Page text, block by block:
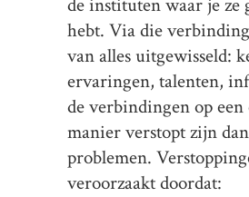
de instituten waar je ze
hebt. Via die
van alles uitgewisseld:
ervaringen, talenten,
de verbindingen op een
manier verstopt zijn
problemen.
veroorzaakt doordat: